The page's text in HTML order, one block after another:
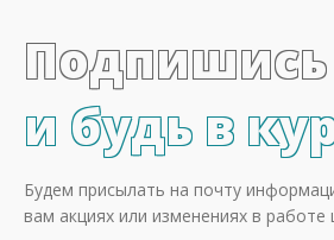
Подпишись
и будь в
Будем присылать на почту
вам акциях или изменениях в работе